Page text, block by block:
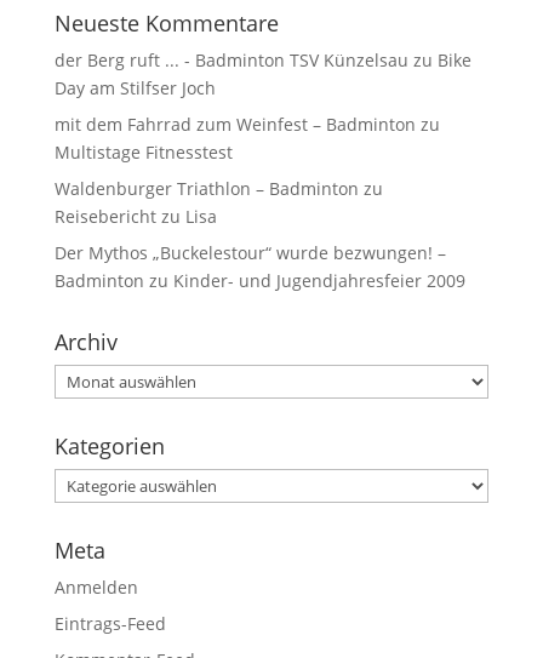
Neueste Kommentare
der Berg ruft ... - Badminton TSV Künzelsau zu Bike
Day am Stilfser Joch
mit dem Fahrrad zum Weinfest – Badminton zu
Multistage Fitnesstest
Waldenburger Triathlon – Badminton zu
Reisebericht zu Lisa
Der Mythos „Buckelestour“ wurde bezwungen! –
Badminton zu Kinder- und Jugendjahresfeier 2009
Archiv
Kategorien
Meta
Anmelden
Eintrags-Feed